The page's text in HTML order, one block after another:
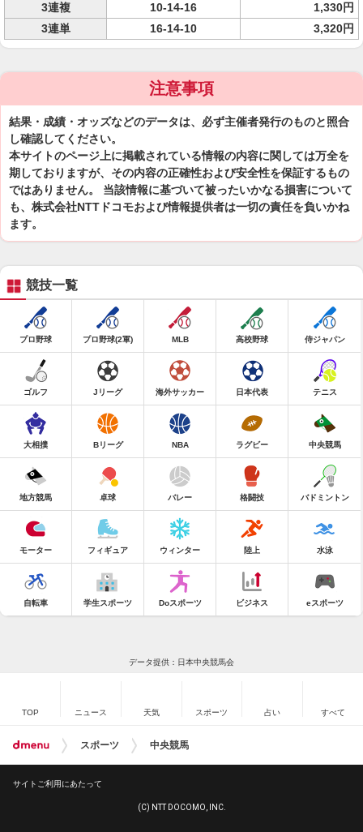
3連複
10-14-16
1,330円
3連単
16-14-10 3,320円
注意事項
結果・成績・オッズなどのデータは、必ず主催者発行のものと照合
し確認してください。
本サイトのページ上に掲載されている情報の内容に関しては万全を
期しておりますが、その内容の正確性および安全性を保証するもの
ではありません。 当該情報に基づいて被ったいかなる損害について
も、株式会社NTTドコモおよび情報提供者は一切の責任を負いかね
ます。
競技一覧
プロ野球 プロ野球(2軍) MLB 高校野球 侍ジャパン
ゴルフ Jリーグ 海外サッカー 日本代表 テニス
大相撲 Bリーグ NBA ラグビー 中央競馬
地方競馬 卓球 バレー 格闘技 バドミントン
モーター フィギュア ウィンター 陸上 水泳
自転車 学生スポーツ Doスポーツ ビジネス eスポーツ
データ提供：日本中央競馬会
TOP ニュース 天気 スポーツ 占い すべて
スポーツ 中央競馬
サイトご利用にあたって
(C) NTT DOCOMO, INC.